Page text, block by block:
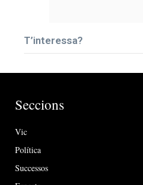
T’interessa?
Seccions
Vic
Política
Successos